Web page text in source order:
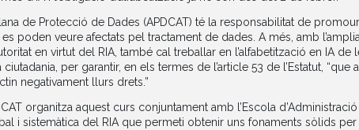
de Protecció de Dades (APDCAT) té la responsabilitat de
poden veure afectats pel tractament de dades. A més, amb
en virtut del RIA, també cal treballar en l’alfabetització en IA de
per garantir, en els termes de l’article 53 de l’Estatut,
negativament llurs drets.”
organitza aquest curs conjuntament amb l’Escola
i sistemàtica del RIA que permeti obtenir uns fonaments sòlids